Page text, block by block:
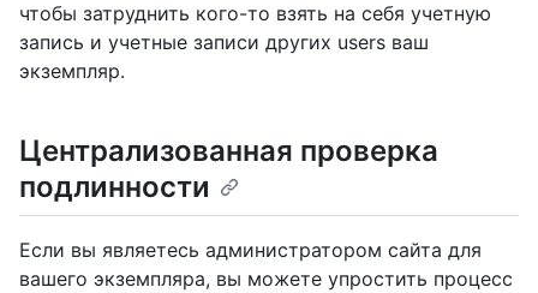
чтобы затруднить кого-то взять на себя учетную
запись и учетные записи других users ваш
экземпляр.
Централизованная проверка
подлинности
Если вы являетесь администратором сайта для
вашего экземпляра, вы можете упростить процесс